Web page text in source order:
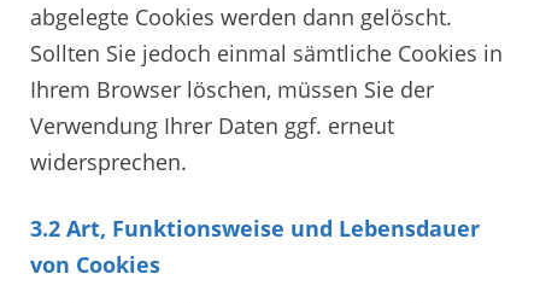
abgelegte Cookies werden dann gelöscht.
Sollten Sie jedoch einmal sämtliche Cookies in
Ihrem Browser löschen, müssen Sie der
Verwendung Ihrer Daten ggf. erneut
widersprechen.
3.2 Art, Funktionsweise und Lebensdauer
von Cookies